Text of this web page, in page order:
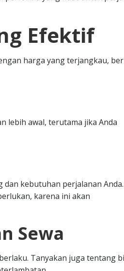
Efektif
harga yang terjangkau,
lebih awal, terutama jika Anda
dan kebutuhan perjalanan Anda.
karena ini akan
Sewa
Tanyakan juga tentang